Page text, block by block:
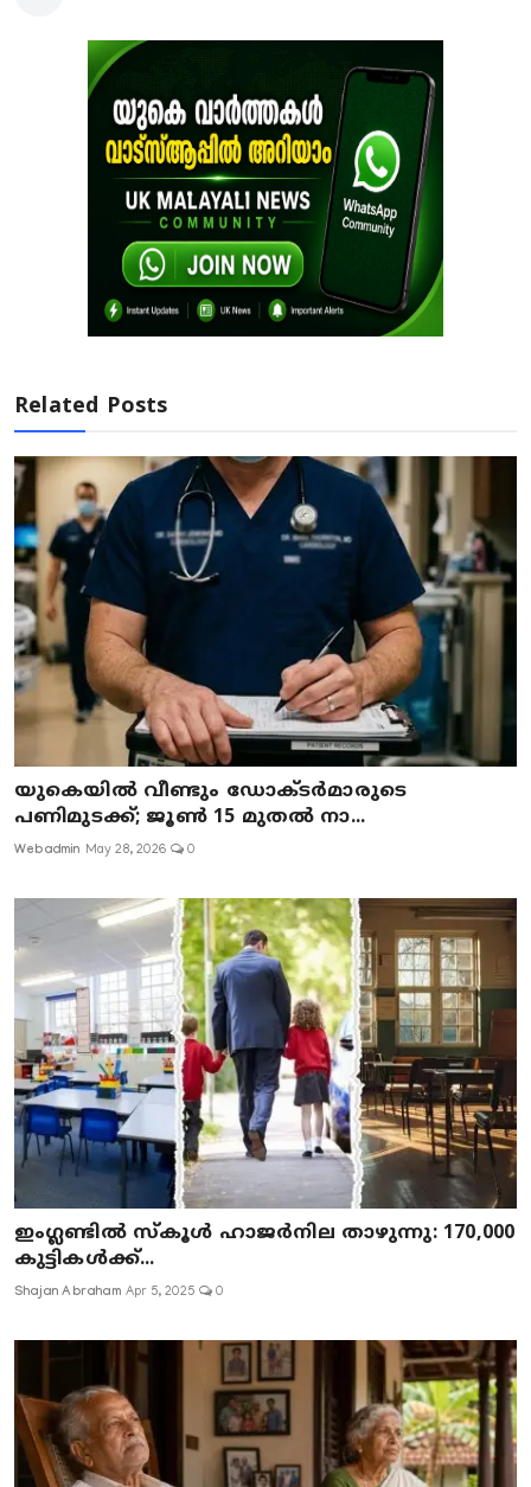
Related Posts
യുകെയിൽ വീണ്ടും ഡോക്ടർമാരുടെ
പണിമുടക്ക്; ജൂൺ 15 മുതൽ നാ...
Webadmin May 28, 2026 0
ഇംഗ്ലണ്ടിൽ സ്കൂൾ ഹാജർനില താഴുന്നു: 170,000
കുട്ടികൾക്ക്...
Shajan Abraham Apr 5, 2025 0